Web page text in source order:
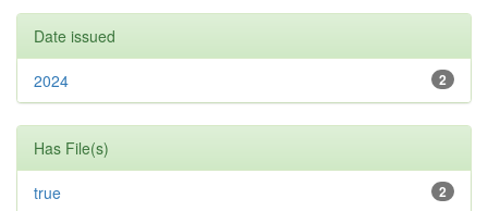
Date issued
2
2024
Has File(s)
2
true